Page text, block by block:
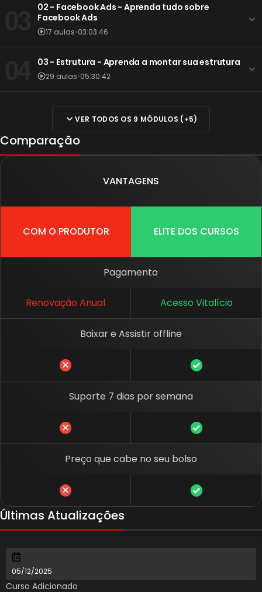
02 - Facebook Ads - Aprenda tudo sobre
Facebook Ads
17 aulas•03:03:46
03 - Estrutura - Aprenda a montar sua estrutura
29 aulas•05:30:42
VER TODOS OS 9 MÓDULOS (+5)
Comparação
VANTAGENS
COM O PRODUTOR ELITE DOS CURSOS
Pagamento
Renovação Anual Acesso Vitalício
Baixar e Assistir offline
Suporte 7 dias por semana
Preço que cabe no seu bolso
Últimas Atualizações
05/12/2025
Curso Adicionado